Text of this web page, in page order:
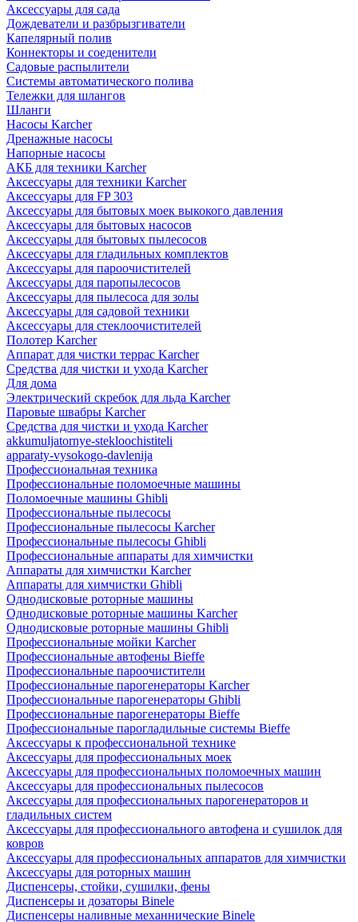
Аксессуары для сада
Дождеватели и разбрызгиватели
Капелярный полив
Коннекторы и соеденители
Садовые распылители
Системы автоматического полива
Тележки для шлангов
Шланги
Насосы Karcher
Дренажные насосы
Напорные насосы
АКБ для техники Karcher
Аксессуары для техники Karcher
Аксессуары для FP 303
Аксессуары для бытовых моек выкокого давления
Аксессуары для бытовых насосов
Аксессуары для бытовых пылесосов
Аксессуары для гладильных комплектов
Аксессуары для пароочистителей
Аксессуары для паропылесосов
Аксессуары для пылесоса для золы
Аксессуары для садовой техники
Аксессуары для стеклоочистителей
Полотер Karcher
Аппарат для чистки террас Karcher
Средства для чистки и ухода Karcher
Для дома
Электрический скребок для льда Karcher
Паровые швабры Karcher
Средства для чистки и ухода Karcher
akkumuljatornye-stekloochistiteli
apparaty-vysokogo-davlenija
Профессиональная техника
Профессиональные поломоечные машины
Поломоечные машины Ghibli
Профессиональные пылесосы
Профессиональные пылесосы Karcher
Профессиональные пылесосы Ghibli
Профессиональные аппараты для химчистки
Аппараты для химчистки Karcher
Аппараты для химчистки Ghibli
Однодисковые роторные машины
Однодисковые роторные машины Karcher
Однодисковые роторные машины Ghibli
Профессиональные мойки Karcher
Профессиональные автофены Bieffe
Профессиональные пароочистители
Профессиональные парогенераторы Karcher
Профессиональные парогенераторы Ghibli
Профессиональные парогенераторы Bieffe
Профессиональные парогладильные системы Bieffe
Аксессуары к профессиональной технике
Аксессуары для профессиональных моек
Аксессуары для профессиональных поломоечных машин
Аксессуары для профессиональных пылесосов
Аксессуары для профессиональных парогенераторов и
гладильных систем
Аксессуары для профессионального автофена и сушилок для
ковров
Аксессуары для профессиональных аппаратов для химчистки
Аксессуары для роторных машин
Диспенсеры, стойки, сушилки, фены
Диспенсеры и дозаторы Binele
Диспенсеры наливные механнические Binele